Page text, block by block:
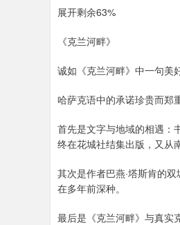
展开剩余63%
《克兰河畔》
诚如《克兰河畔》中一句美
哈萨克语中的承诺珍贵而郑
首先是文字与地域的相遇：
终在花城社结集出版，又从
其次是作者巴燕·塔斯肯的
在多年前深种。
最后是《克兰河畔》与真实